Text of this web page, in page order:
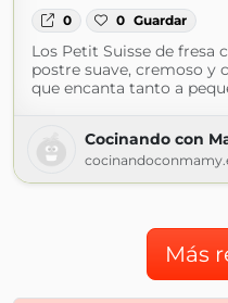
0 0 Guardar
Los Petit Suisse de fresa
postre suave, cremoso y
que encanta tanto a
Cocinando con
Más